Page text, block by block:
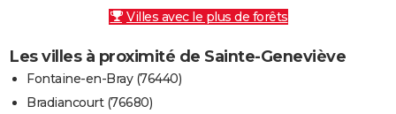
Villes avec le plus de forêts
Les villes à proximité de Sainte-Geneviève
Fontaine-en-Bray (76440)
Bradiancourt (76680)